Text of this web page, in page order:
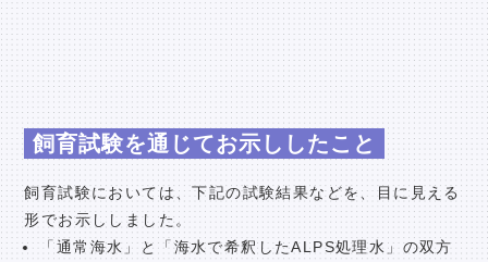
飼育試験を通じてお示ししたこと
飼育試験においては、下記の試験結果などを、目に見える
形でお示ししました。
「通常海水」と「海水で希釈したALPS処理水」の双方